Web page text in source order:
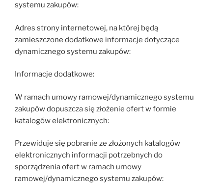
systemu zakupów:
Adres strony internetowej, na której będą
zamieszczone dodatkowe informacje dotyczące
dynamicznego systemu zakupów:
Informacje dodatkowe:
W ramach umowy ramowej/dynamicznego systemu
zakupów dopuszcza się złożenie ofert w formie
katalogów elektronicznych:
Przewiduje się pobranie ze złożonych katalogów
elektronicznych informacji potrzebnych do
sporządzenia ofert w ramach umowy
ramowej/dynamicznego systemu zakupów: